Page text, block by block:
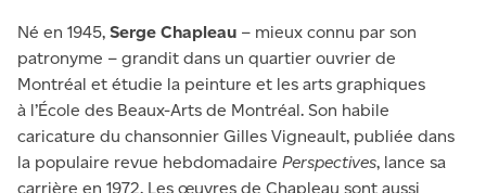
Né en 1945, Serge Chapleau – mieux connu par son
patronyme – grandit dans un quartier ouvrier de
Montréal et étudie la peinture et les arts graphiques
à l’École des Beaux-Arts de Montréal. Son habile
caricature du chansonnier Gilles Vigneault, publiée dans
la populaire revue hebdomadaire Perspectives, lance sa
carrière en 1972. Les œuvres de Chapleau sont aussi